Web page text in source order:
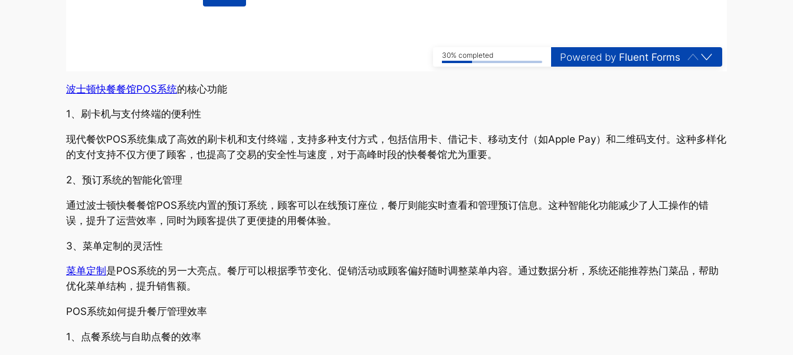
30% completed Powered by Fluent Forms
波士顿快餐餐馆POS系统的核心功能
1、刷卡机与支付终端的便利性
现代餐饮POS系统集成了高效的刷卡机和支付终端，支持多种支付方式，包括信用卡、借记卡、移动支付（如Apple Pay）和二维码支付。这种多样化
的支付支持不仅方便了顾客，也提高了交易的安全性与速度，对于高峰时段的快餐餐馆尤为重要。
2、预订系统的智能化管理
通过波士顿快餐餐馆POS系统内置的预订系统，顾客可以在线预订座位，餐厅则能实时查看和管理预订信息。这种智能化功能减少了人工操作的错
误，提升了运营效率，同时为顾客提供了更便捷的用餐体验。
3、菜单定制的灵活性
菜单定制 是POS系统的另一大亮点。餐厅可以根据季节变化、促销活动或顾客偏好随时调整菜单内容。通过数据分析，系统还能推荐热门菜品，帮助
优化菜单结构，提升销售额。
POS系统如何提升餐厅管理效率
1、点餐系统与自助点餐的效率